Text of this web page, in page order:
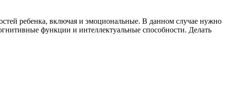
ребенка, включая и эмоциональные. В данном случае нужно
функции и интеллектуальные способности. Делать